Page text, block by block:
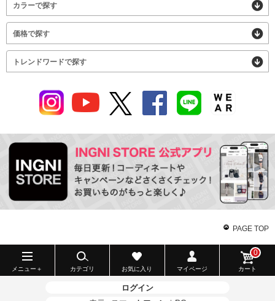
カラーで探す
価格で探す
トレンドワードで探す
PAGE TOP
メニュー＋ カテゴリ お気に入り マイページ カート
0
ログイン